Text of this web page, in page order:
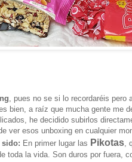
, pues no se si lo recordaréis pero
bien, a raíz que mucha gente me
he decidido subirlos
ver esos unboxing en cualquier
sido: En primer lugar las Pikotas,
toda la vida. Son duros por fuera,